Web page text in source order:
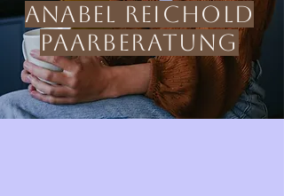
Anabel Reichold
PaarberatunG